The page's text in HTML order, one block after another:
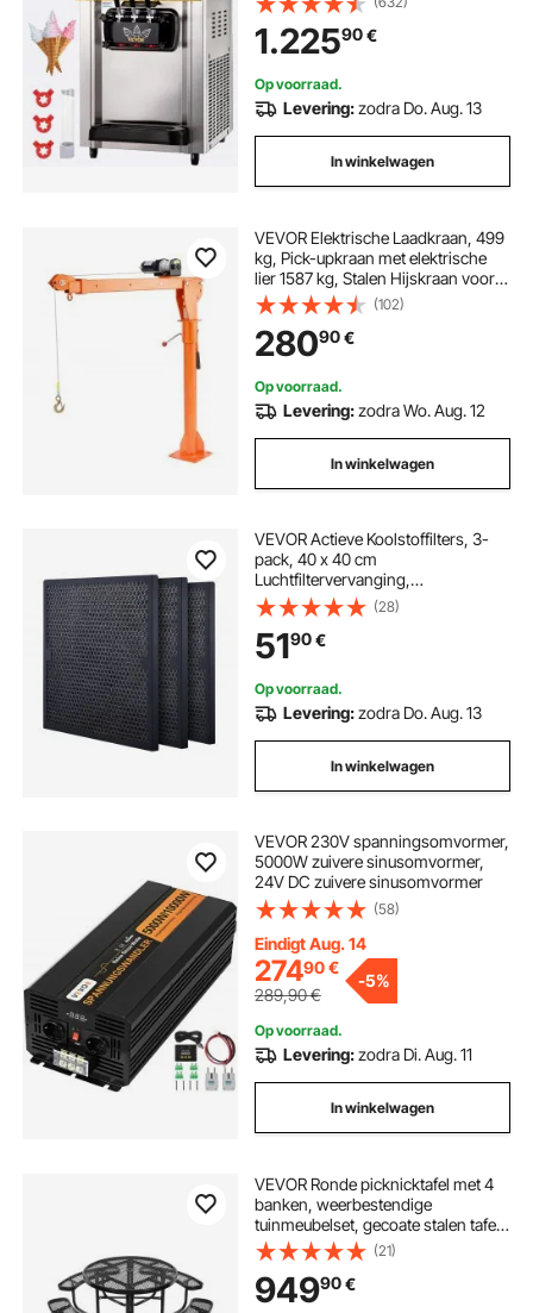
catering en bedrijven
1.22590€
Op voorraad.
Levering:zodra Do. Aug. 13
In winkelwagen
VEVOR Elektrische Laadkraan, 499
kg, Pick-upkraan met elektrische
lier 1587 kg, Stalen Hijskraan voor
Pick-uptrucks, 360° Draaibaar, voor
het Hijsen van Goederen op
Bouwplaatsen of in de Fabriek
(102)
28090€
Op voorraad.
Levering:zodra Wo. Aug. 12
In winkelwagen
VEVOR Actieve Koolstoffilters, 3-
pack, 40 x 40 cm
Luchtfiltervervanging,
Hoogrendementsfilters Niveau 2,
Compatibel met BlueDri en VEVOR
Scrubber, Luchtreiniger, Apparatuur
voor waterschadeherstel
(28)
5190€
Op voorraad.
Levering:zodra Do. Aug. 13
In winkelwagen
VEVOR 230V spanningsomvormer,
5000W zuivere sinusomvormer,
24V DC zuivere sinusomvormer
(58)
Eindigt Aug. 14
27490€
289,90€
-5%
Op voorraad.
Levering:zodra Di. Aug. 11
In winkelwagen
VEVOR Ronde picknicktafel met 4
banken, weerbestendige
tuinmeubelset, gecoate stalen tafels
met parasolgat, tuinmeubelen voor
op de veranda (zwart)
(21)
94990€